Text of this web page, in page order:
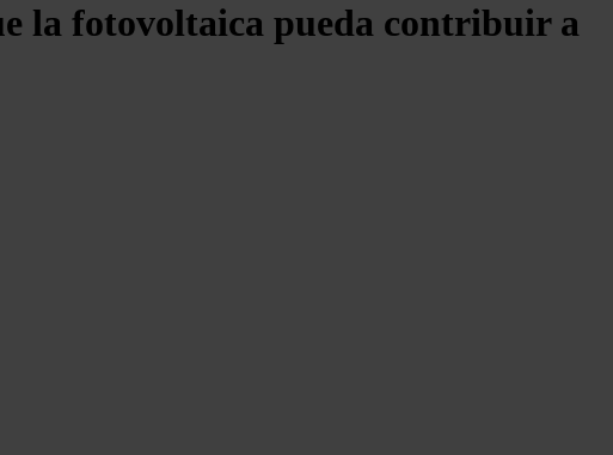
la fotovoltaica pueda contribuir a